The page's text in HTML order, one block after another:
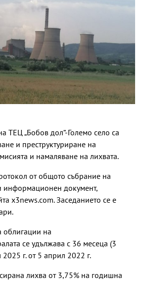
ТЕЦ „Бобов дол“-Големо село са
и преструктуриране на
и намаляване на лихвата.
от общото събрание на
информационен документ,
x3news.com. Заседанието се е
облигации на
се удължава с 36 месеца (3
г. от 5 април 2022 г.
лихва от 3,75% на годишна